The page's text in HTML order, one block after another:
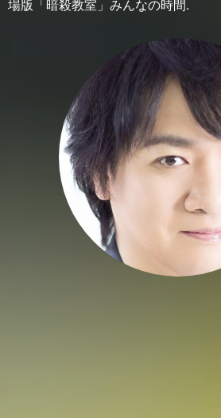
場版「暗殺教室」みんなの時間.